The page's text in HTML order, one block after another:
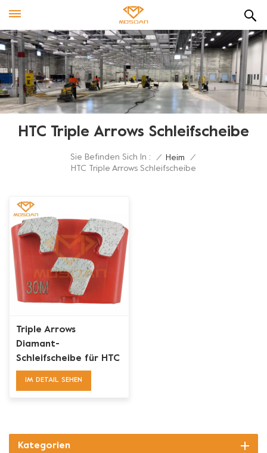
HTC Triple Arrows Schleifscheibe
Sie Befinden Sich In : / Heim
/
HTC Triple Arrows Schleifscheibe
Triple Arrows
Diamant-
Schleifscheibe für HTC
Betonbodenvorbereitung
IM DETAIL SEHEN
Kategorien